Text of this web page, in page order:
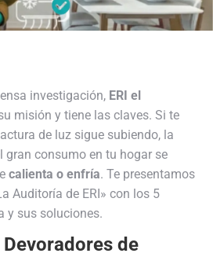
investigación, ERI el
misión y tiene las claves. Si te
de luz sigue subiendo, la
gran consumo en tu hogar se
calienta o enfría. Te presentamos
Auditoría de ERI» con los 5
y sus soluciones.
de